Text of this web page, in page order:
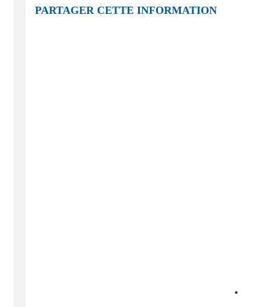
PARTAGER CETTE INFORMATION